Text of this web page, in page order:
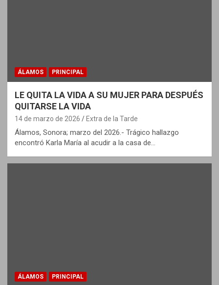
ÁLAMOS PRINCIPAL
LE QUITA LA VIDA A SU MUJER PARA DESPUÉS
QUITARSE LA VIDA
14 de marzo de 2026 Extra de la Tarde
Álamos, Sonora; marzo del 2026.- Trágico hallazgo
encontró Karla María al acudir a la casa de…
ÁLAMOS PRINCIPAL